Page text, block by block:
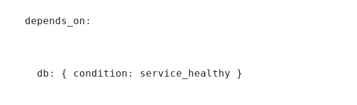
    depends_on:
      db: { condition: service_healthy }